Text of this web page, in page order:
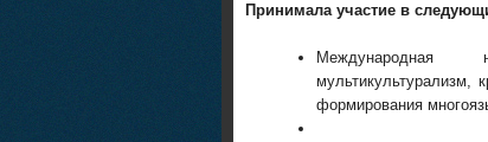
Принимала участие в
Международная
мультикультурализм,
формирования